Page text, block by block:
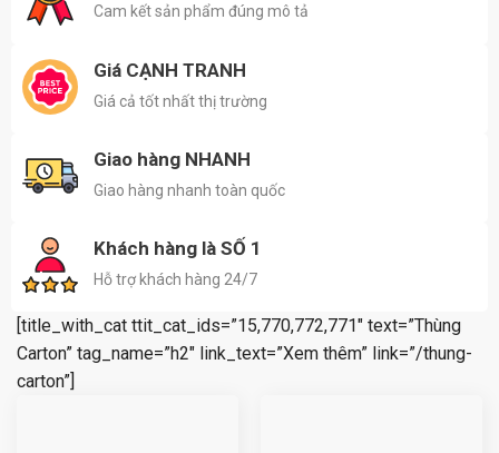
Cam kết sản phẩm đúng mô tả
Giá CẠNH TRANH
Giá cả tốt nhất thị trường
Giao hàng NHANH
Giao hàng nhanh toàn quốc
Khách hàng là SỐ 1
Hỗ trợ khách hàng 24/7
[title_with_cat ttit_cat_ids=”15,770,772,771″ text=”Thùng
Carton” tag_name=”h2″ link_text=”Xem thêm” link=”/thung-
carton”]